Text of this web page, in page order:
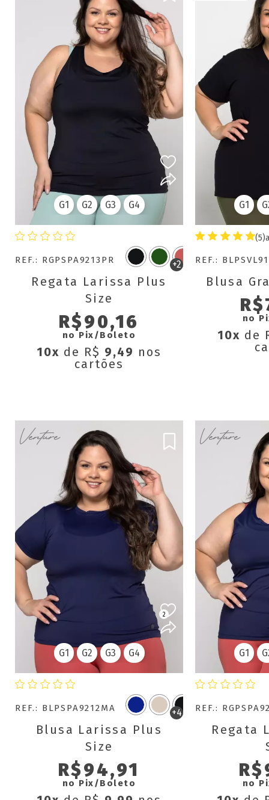
REF.: RGPSPA9213PR +2
Regata Larissa Plus
Size
R$90,16
no Pix/Boleto
10x de R$ 9,49 nos
cartões
G1 G2 G3 G4
(5)
REF.:
Blusa
no
10x de
G1
2
REF.: BLPSPA9212MA +4
Blusa Larissa Plus
Size
R$94,91
no Pix/Boleto
G1 G2 G3 G4
REF.:
Regata
no
G1